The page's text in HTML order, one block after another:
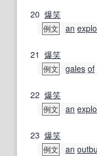
20 爆笑
例文 an
21 爆笑
例文 gales of
22 爆笑
例文 an
23 爆笑
例文 an